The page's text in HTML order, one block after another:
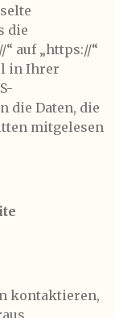
die
auf „https://“
in Ihrer
die Daten, die
mitgelesen
kontaktieren,